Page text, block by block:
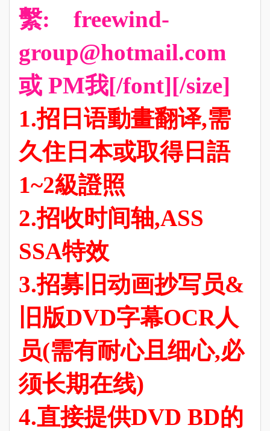
繫: freewind-
group@hotmail.com
或 PM我[/font][/size]
1.招日语動畫翻译,需
久住日本或取得日語
1~2級證照
2.招收时间轴,ASS
SSA特效
3.招募旧动画抄写员&
旧版DVD字幕OCR人
员(需有耐心且细心,必
须长期在线)
4.直接提供DVD BD的